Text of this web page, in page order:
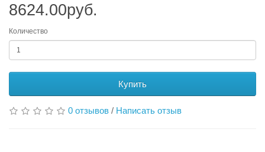
8624.00руб.
Количество
Купить
0 отзывов / Написать отзыв